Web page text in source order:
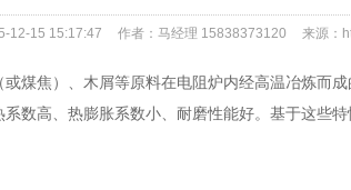
12-15 15:17:47 作者：马经理 15838373120 来源：
焦）、木屑等原料在电阻炉内经高温冶炼而成
数高、热膨胀系数小、耐磨性能好。基于这些